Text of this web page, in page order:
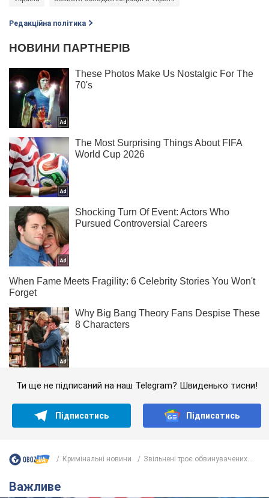
Редакційна політика
Ти ще не підписаний на наш Telegram? Швиденько тисни!
Підписатись Підписатись
Кримінальні новини Звільнені троє обвинувачених...
Важливе